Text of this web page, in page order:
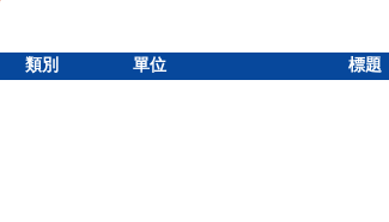
類別 單位 標題